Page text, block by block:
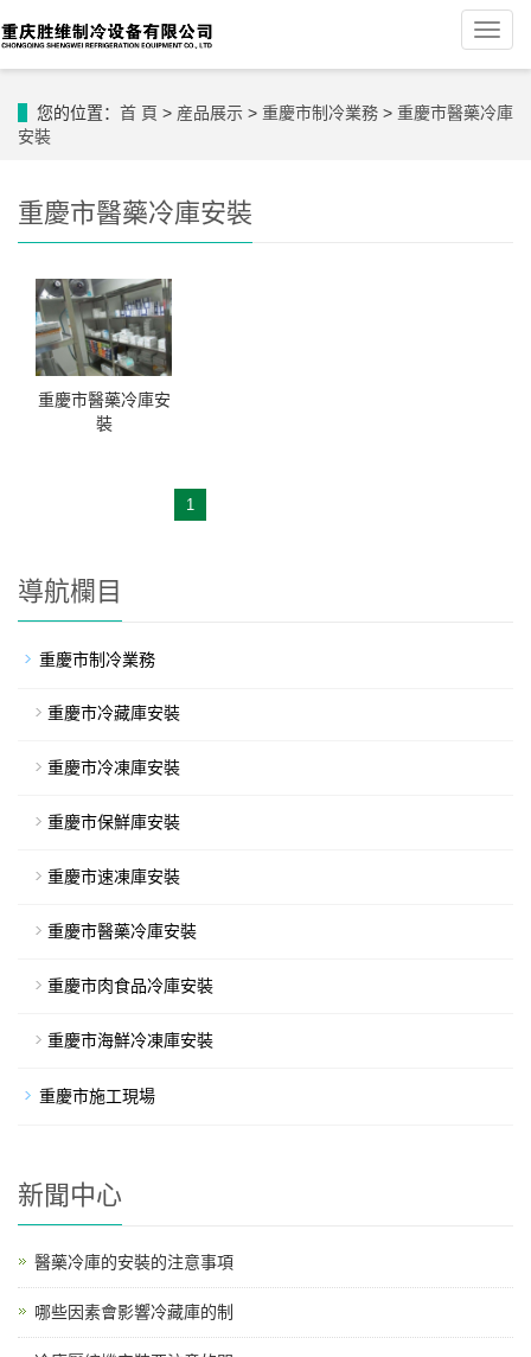
導
航
單
您的位置： 首 頁 > 産品展示 > 重慶市制冷業務 > 重慶市醫藥冷庫
安裝
重慶市醫藥冷庫安裝
重慶市醫藥冷庫安
裝
1
導航欄目
重慶市制冷業務
重慶市冷藏庫安裝
重慶市冷凍庫安裝
重慶市保鮮庫安裝
重慶市速凍庫安裝
重慶市醫藥冷庫安裝
重慶市肉食品冷庫安裝
重慶市海鮮冷凍庫安裝
重慶市施工現場
新聞中心
醫藥冷庫的安裝的注意事項
哪些因素會影響冷藏庫的制